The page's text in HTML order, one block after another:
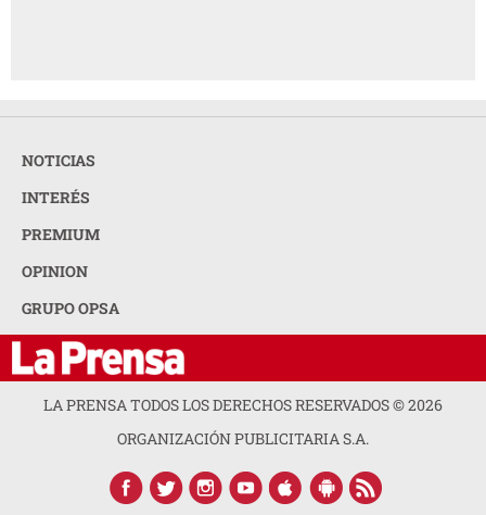
NOTICIAS
INTERÉS
PREMIUM
OPINION
GRUPO OPSA
LA PRENSA TODOS LOS DERECHOS RESERVADOS ©2026
ORGANIZACIÓN PUBLICITARIA S.A.